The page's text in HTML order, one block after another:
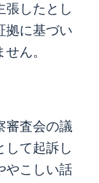
張したとし
拠に基づい
ん。
審査会の議
して起訴し
やこしい話